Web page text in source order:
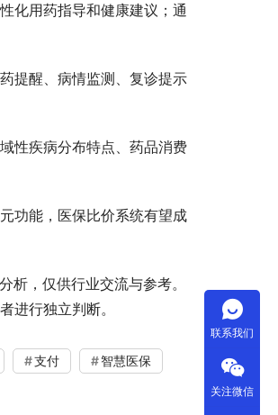
化用药指导和健康建议；通
提醒、病情监测、复诊提示
性疾病分布特点、药品消费
功能，医保比价系统有望成
，仅供行业交流与参考。
进行独立判断。
支付
智慧医保
联系我们
关注微信